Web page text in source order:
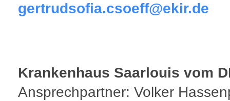
gertrudsofia.csoeff@ekir.de
Krankenhaus Saarlouis vom
Ansprechpartner: Volker